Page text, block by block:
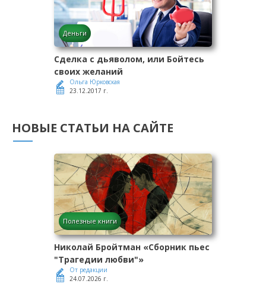
Деньги
Сделка с дьяволом, или Бойтесь
своих желаний
Ольга Юрковская
23.12.2017 г.
НОВЫЕ СТАТЬИ НА САЙТЕ
Полезные книги
Николай Бройтман «Сборник пьес
"Трагедии любви"»
От редакции
24.07.2026 г.